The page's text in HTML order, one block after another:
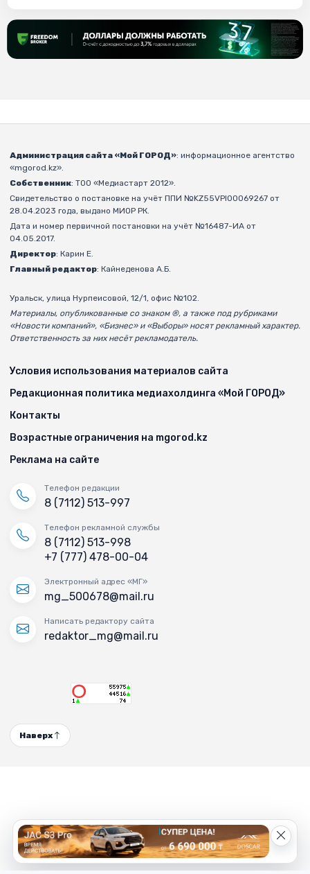
Администрация сайта «Мой ГОРОД»: информационное агентство
«mgorod.kz».
Собственник: ТОО «Медиастарт 2012».
Свидетельство о постановке на учёт ППИ №KZ55VPI00069267 от
28.04.2023 года, выдано МИОР РК.
Дата и номер первичной постановки на учёт №16487-ИА от
04.05.2017.
Директор: Карин Е.
Главный редактор: Кайнеденова А.Б.
Уральск, улица Нурпеисовой, 12/1, офис №102.
Материалы, опубликованные со знаком ®, а также под рубриками
«Новости компаний», «Бизнес» и «Выборы» носят рекламный характер.
Ответственность за них несёт рекламодатель.
Условия использования материалов сайта
Редакционная политика медиахолдинга «Мой ГОРОД»
Контакты
Возрастные ограничения на mgorod.kz
Реклама на сайте
Телефон редакции
8 (7112) 513-997
Телефон рекламной службы
8 (7112) 513-998
+7 (777) 478-00-04
Электронный адрес «МГ»
mg_500678@mail.ru
Написать редактору сайта
redaktor_mg@mail.ru
Наверх